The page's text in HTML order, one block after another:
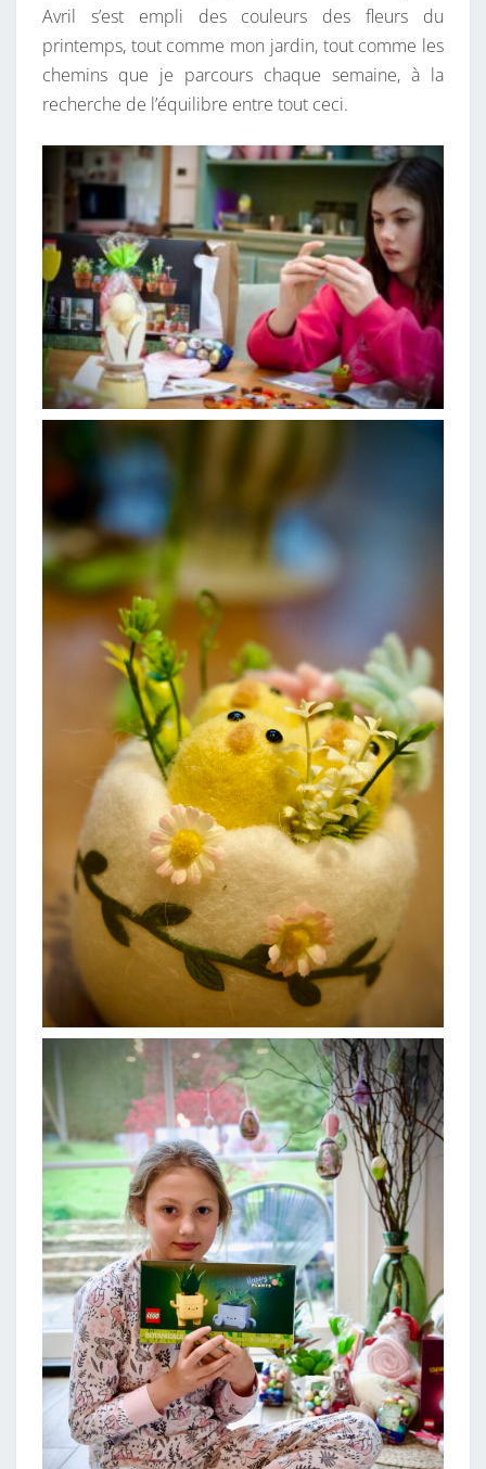
Avril s’est empli des couleurs des fleurs du
printemps, tout comme mon jardin, tout comme les
chemins que je parcours chaque semaine, à la
recherche de l’équilibre entre tout ceci.